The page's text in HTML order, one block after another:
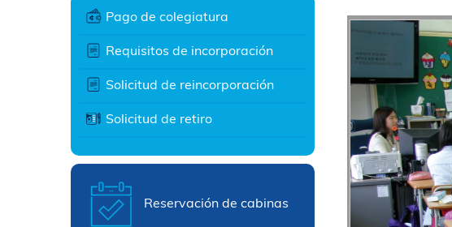
Pago de colegiatura
Requisitos de incorporación
Solicitud de reincorporación
Solicitud de retiro
Reservación de cabinas